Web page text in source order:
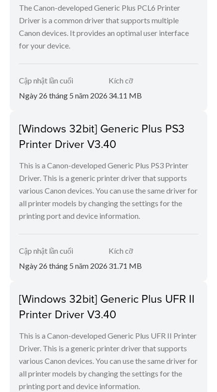
The Canon-developed Generic Plus PCL6 Printer
Driver is a common driver that supports multiple
Canon devices. It provides an optimal user interface
for your device.
Cập nhật lần cuối
Ngày 26 tháng 5 năm 2026
Kích cỡ
34.11 MB
[Windows 32bit] Generic Plus PS3
Printer Driver V3.40
This is a Canon-developed Generic Plus PS3 Printer
Driver. This is a generic printer driver that supports
various Canon devices. You can use the same driver for
all printer models by changing the settings for the
printing port and device information.
Cập nhật lần cuối
Ngày 26 tháng 5 năm 2026
Kích cỡ
31.71 MB
[Windows 32bit] Generic Plus UFR II
Printer Driver V3.40
This is a Canon-developed Generic Plus UFR II Printer
Driver. This is a generic printer driver that supports
various Canon devices. You can use the same driver for
all printer models by changing the settings for the
printing port and device information.